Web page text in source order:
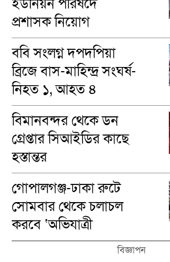
ইউনিয়ন পরিষদে
প্রশাসক নিয়োগ
ববি সংলগ্ন দপদপিয়া
ব্রিজে বাস-মাহিন্দ্র সংঘর্ষ-
নিহত ১, আহত ৪
বিমানবন্দর থেকে ডন
গ্রেপ্তার সিআইডির কাছে
হস্তান্তর
গোপালগঞ্জ-ঢাকা রুটে
সোমবার থেকে চলাচল
করবে ‘অভিযাত্রী
কমিউটার’ ট্রেন
বিজ্ঞাপন